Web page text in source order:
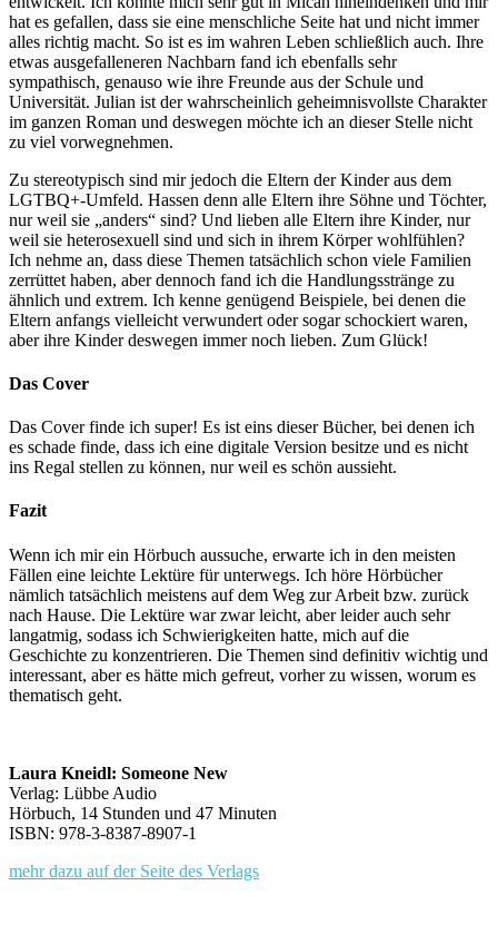
hat es gefallen, dass sie eine menschliche Seite hat und nicht immer
alles richtig macht. So ist es im wahren Leben schließlich auch. Ihre
etwas ausgefalleneren Nachbarn fand ich ebenfalls sehr
sympathisch, genauso wie ihre Freunde aus der Schule und
Universität. Julian ist der wahrscheinlich geheimnisvollste Charakter
im ganzen Roman und deswegen möchte ich an dieser Stelle nicht
zu viel vorwegnehmen.
Zu stereotypisch sind mir jedoch die Eltern der Kinder aus dem
LGTBQ+-Umfeld. Hassen denn alle Eltern ihre Söhne und Töchter,
nur weil sie „anders“ sind? Und lieben alle Eltern ihre Kinder, nur
weil sie heterosexuell sind und sich in ihrem Körper wohlfühlen?
Ich nehme an, dass diese Themen tatsächlich schon viele Familien
zerrüttet haben, aber dennoch fand ich die Handlungsstränge zu
ähnlich und extrem. Ich kenne genügend Beispiele, bei denen die
Eltern anfangs vielleicht verwundert oder sogar schockiert waren,
aber ihre Kinder deswegen immer noch lieben. Zum Glück!
Das Cover
Das Cover finde ich super! Es ist eins dieser Bücher, bei denen ich
es schade finde, dass ich eine digitale Version besitze und es nicht
ins Regal stellen zu können, nur weil es schön aussieht.
Fazit
Wenn ich mir ein Hörbuch aussuche, erwarte ich in den meisten
Fällen eine leichte Lektüre für unterwegs. Ich höre Hörbücher
nämlich tatsächlich meistens auf dem Weg zur Arbeit bzw. zurück
nach Hause. Die Lektüre war zwar leicht, aber leider auch sehr
langatmig, sodass ich Schwierigkeiten hatte, mich auf die
Geschichte zu konzentrieren. Die Themen sind definitiv wichtig und
interessant, aber es hätte mich gefreut, vorher zu wissen, worum es
thematisch geht.
Laura Kneidl: Someone New
Verlag: Lübbe Audio
Hörbuch, 14 Stunden und 47 Minuten
ISBN: 978-3-8387-8907-1
mehr dazu auf der Seite des Verlags